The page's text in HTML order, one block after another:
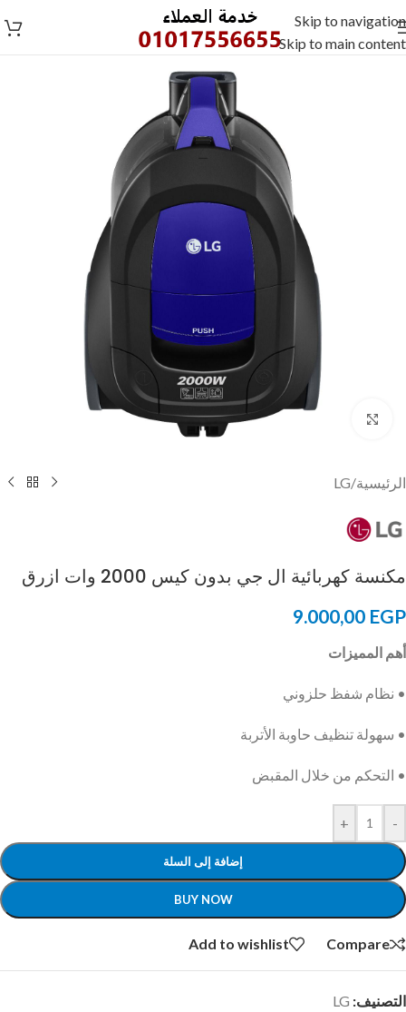
Skip to navigation
Skip to main content
Click to enlarge
الرئيسية/
LG
مكنسة كهربائية ال جي بدون كيس 2000 وات ازرق
9.000,00 EGP
أهم المميزات
• نظام شفظ حلزوني
• سهولة تنظيف حاوبة الأتربة
• التحكم من خلال المقبض
-
+
إضافة إلى السلة
BUY NOW
Compare
Add to wishlist
التصنيف: LG